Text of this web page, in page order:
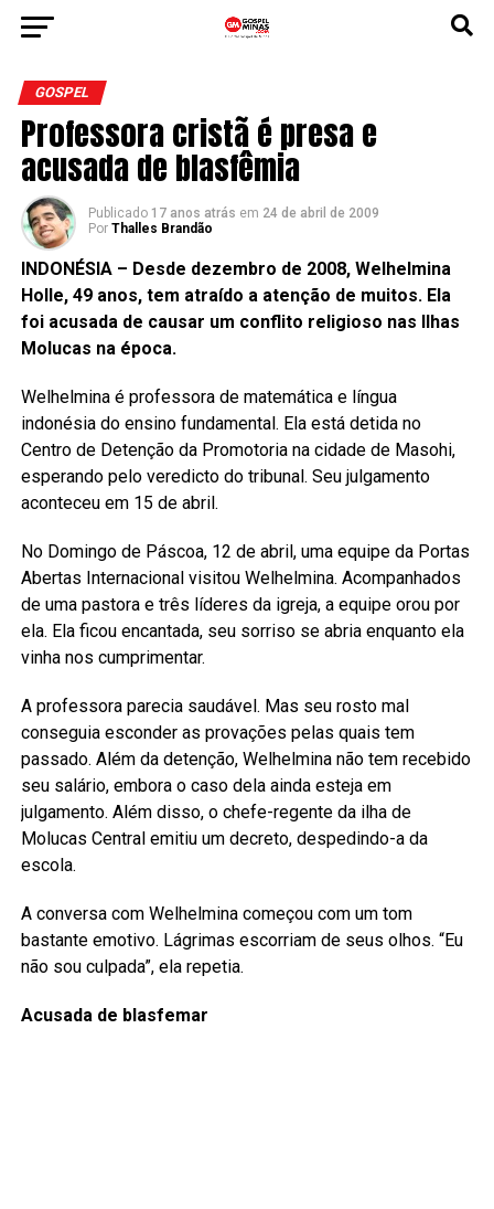
GOSPEL
Professora cristã é presa e
acusada de blasfêmia
Publicado 17 anos atrás em 24 de abril de 2009
Por Thalles Brandão
INDONÉSIA – Desde dezembro de 2008, Welhelmina
Holle, 49 anos, tem atraído a atenção de muitos. Ela
foi acusada de causar um conflito religioso nas Ilhas
Molucas na época.
Welhelmina é professora de matemática e língua
indonésia do ensino fundamental. Ela está detida no
Centro de Detenção da Promotoria na cidade de Masohi,
esperando pelo veredicto do tribunal. Seu julgamento
aconteceu em 15 de abril.
No Domingo de Páscoa, 12 de abril, uma equipe da Portas
Abertas Internacional visitou Welhelmina. Acompanhados
de uma pastora e três líderes da igreja, a equipe orou por
ela. Ela ficou encantada, seu sorriso se abria enquanto ela
vinha nos cumprimentar.
A professora parecia saudável. Mas seu rosto mal
conseguia esconder as provações pelas quais tem
passado. Além da detenção, Welhelmina não tem recebido
seu salário, embora o caso dela ainda esteja em
julgamento. Além disso, o chefe-regente da ilha de
Molucas Central emitiu um decreto, despedindo-a da
escola.
A conversa com Welhelmina começou com um tom
bastante emotivo. Lágrimas escorriam de seus olhos. “Eu
não sou culpada”, ela repetia.
Acusada de blasfemar